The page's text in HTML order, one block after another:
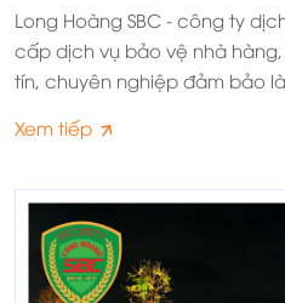
Long Hoàng SBC - công ty
cấp dịch vụ bảo vệ nhà
tín, chuyên nghiệp đảm bảo
Xem tiếp